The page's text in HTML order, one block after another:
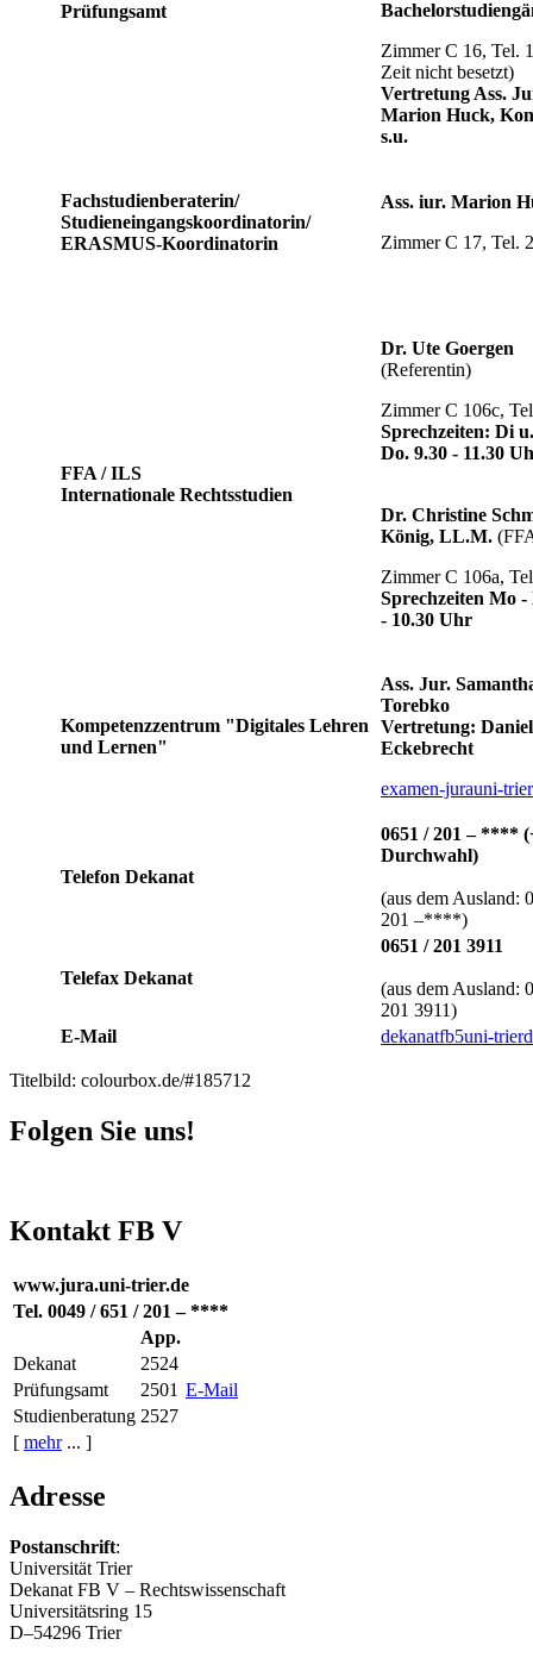
Prüfungsamt
Zimmer C 16, Tel.
Zeit nicht besetzt)
Vertretung Ass.
Marion Huck,
s.u.
Fachstudienberaterin/
Studieneingangskoordinatorin/
ERASMUS-Koordinatorin
Ass. iur. Marion
Zimmer C 17, Tel.
FFA / ILS
Internationale Rechtsstudien
Dr. Ute Goergen
(Referentin)
Zimmer C 106c,
Sprechzeiten: Di u.
Do. 9.30 - 11.30
Dr. Christine
König, LL.M.
Zimmer C 106a,
Sprechzeiten Mo -
- 10.30 Uhr
Kompetenzzentrum "Digitales Lehren
und Lernen"
Ass. Jur.
Torebko
Vertretung: Daniel
Eckebrecht
examen-jurauni-trier
Telefon Dekanat
0651 / 201 – ****
Durchwahl)
(aus dem Ausland:
201 –****)
Telefax Dekanat
0651 / 201 3911
(aus dem Ausland:
201 3911)
E-Mail
dekanatfb5uni-trier
Titelbild: colourbox.de/#185712
Folgen Sie uns!
Kontakt FB V
www.jura.uni-trier.de
Tel. 0049 / 651 / 201 – ****
App.
Dekanat
2524
E-Mail
Prüfungsamt
2501
Studienberatung 2527
[ mehr... ]
Adresse
Postanschrift:
Universität Trier
Dekanat FB V – Rechtswissenschaft
Universitätsring 15
D–54296 Trier